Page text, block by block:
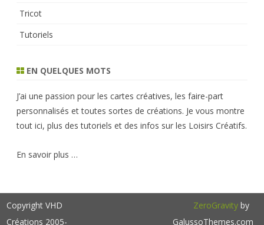
Tricot
Tutoriels
EN QUELQUES MOTS
J’ai une passion pour les cartes créatives, les faire-part
personnalisés et toutes sortes de créations. Je vous montre
tout ici, plus des tutoriels et des infos sur les Loisirs Créatifs.
En savoir plus …
Copyright VHD
Créations 2005-
ZeroGravityby
GalussoThemes.com